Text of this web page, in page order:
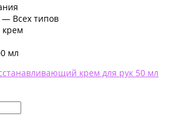
Всех типов
мл